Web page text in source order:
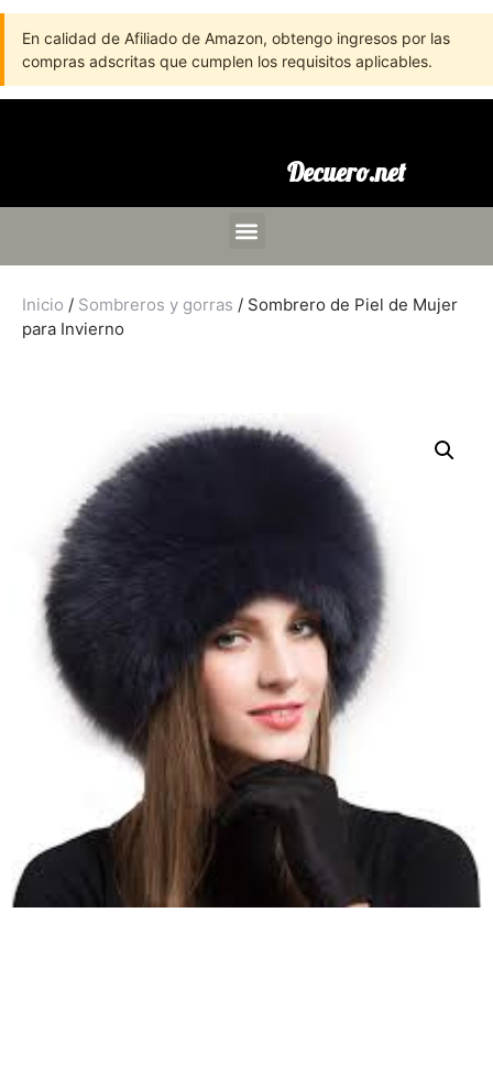
En calidad de Afiliado de Amazon, obtengo ingresos por las
compras adscritas que cumplen los requisitos aplicables.
Decuero.net
Inicio / Sombreros y gorras / Sombrero de Piel de Mujer
para Invierno